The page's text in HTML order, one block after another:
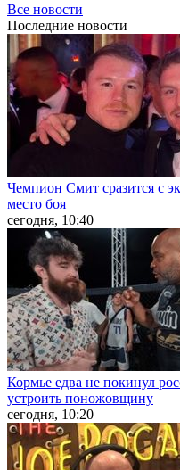
Все новости
Последние новости
Чемпион Смит сразится с
место боя
сегодня, 10:40
Кормье едва не покинул
устроить поножовщину
сегодня, 10:20